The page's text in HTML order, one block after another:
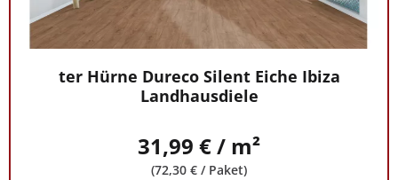
ter Hürne Dureco Silent Eiche Ibiza
Landhausdiele
31,99 € / m²
(72,30 € / Paket)